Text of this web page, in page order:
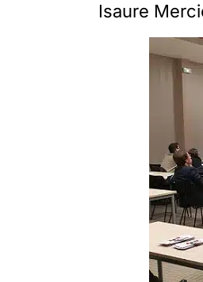
Isaure